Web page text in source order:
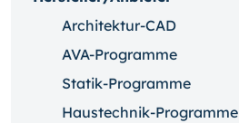
Architektur-CAD
AVA-Programme
Statik-Programme
Haustechnik-Programme